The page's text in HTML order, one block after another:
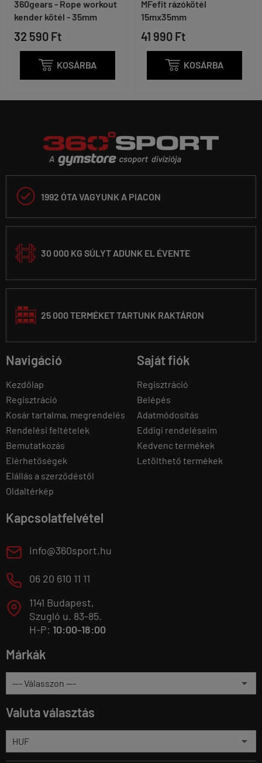
360gears - Rope workout
kender kötél - 35mm
32 590 Ft
 KOSÁRBA
MFefit rázókötél
15mx35mm
41 990 Ft
 KOSÁRBA
 1992 ÓTA VAGYUNK A PIACON
30 000 KG SÚLYT ADUNK EL ÉVENTE
25 000 TERMÉKET TARTUNK RAKTÁRON
Navigáció
Kezdőlap
Regisztráció
Kosár tartalma, megrendelés
Rendelési feltételek
Bemutatkozás
Elérhetőségek
Elállás a szerződéstől
Oldaltérkép
Saját fiók
Regisztráció
Belépés
Adatmódosítás
Eddigi rendeléseim
Kedvenc termékek
Letölthető termékek
Kapcsolatfelvétel
E info@360sport.hu
M 06 20 610 11 11
T
1141 Budapest,
Szugló u. 83-85.
H-P: 10:00-18:00
Márkák
Valuta választás